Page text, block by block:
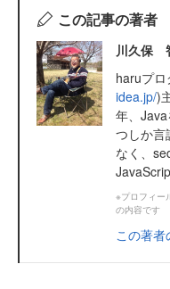
この記事の著者
川久保
haruプ
idea.jp/)
年、
つしか言
なく、
※プロフィー
の内容です
この著